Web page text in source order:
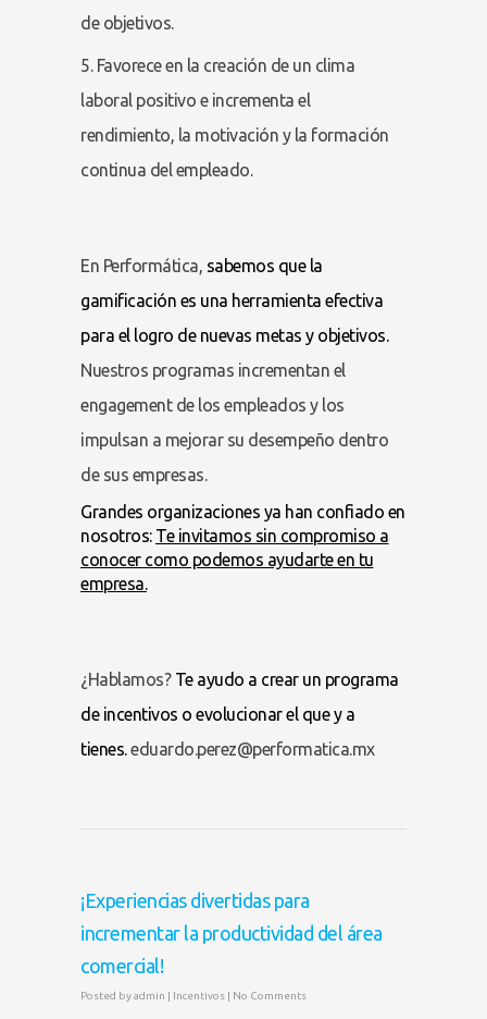
de objetivos.
5. Favorece en la creación de un clima
laboral positivo e incrementa el
rendimiento, la motivación y la formación
continua del empleado.
En Performática, sabemos que la
gamificación es una herramienta efectiva
para el logro de nuevas metas y objetivos.
Nuestros programas incrementan el
engagement de los empleados y los
impulsan a mejorar su desempeño dentro
de sus empresas.
Grandes organizaciones ya han confiado en
nosotros: Te invitamos sin compromiso a
conocer como podemos ayudarte en tu
empresa.
¿Hablamos?Te ayudo a crear un programa
de incentivos o evolucionar el que y a
tienes.eduardo.perez@performatica.mx
¡Experiencias divertidas para
incrementar la productividad del área
comercial!
Posted byadmin | Incentivos | No Comments